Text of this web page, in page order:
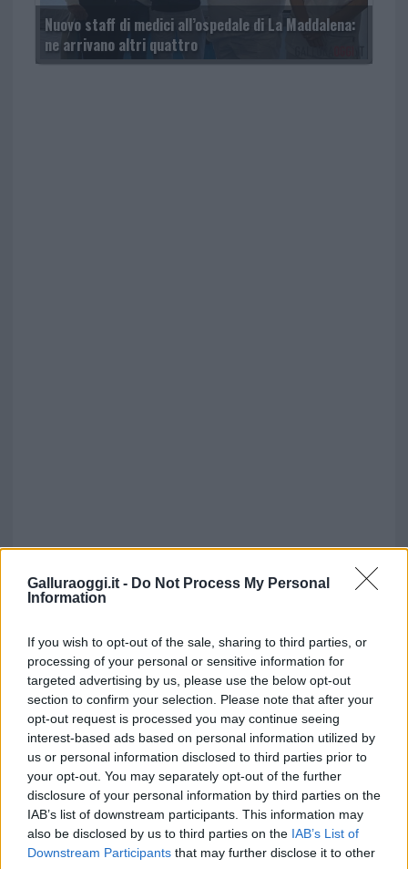
Galluraoggi.it - Do Not Process My Personal
Information
If you wish to opt-out of the sale, sharing to third parties, or
processing of your personal or sensitive information for
targeted advertising by us, please use the below opt-out
section to confirm your selection. Please note that after your
opt-out request is processed you may continue seeing
interest-based ads based on personal information utilized by
us or personal information disclosed to third parties prior to
your opt-out. You may separately opt-out of the further
disclosure of your personal information by third parties on the
IAB’s list of downstream participants. This information may
also be disclosed by us to third parties on the IAB’s List of
Downstream Participants that may further disclose it to other
Nuovo staff di medici all’ospedale di La Maddalena:
ne arrivano altri quattro
TEMI: Fuochi D'artificio Gallura
Inviaci le tue segnalazioni,
i tuoi video e le tue foto
Su WhatsApp al numero +39
345 356 7512